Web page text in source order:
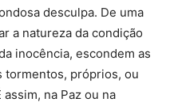
desculpa. De uma
a natureza da condição
inocência, escondem as
tormentos, próprios, ou
na Paz ou na